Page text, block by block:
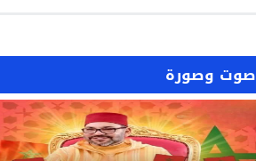
صوت وصورة